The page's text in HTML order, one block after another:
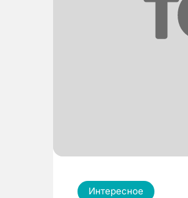
Интересное